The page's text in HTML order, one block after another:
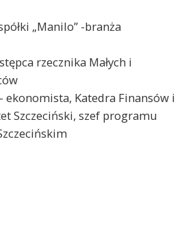
„Manilo” -branża
rzecznika Małych i
ekonomista, Katedra Finansów i
Szczeciński, szef programu